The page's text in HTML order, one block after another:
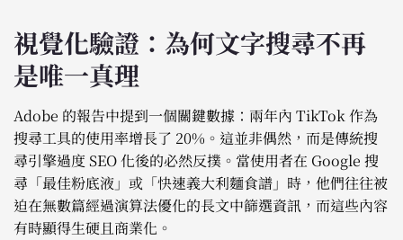
視覺化驗證：為何文字搜尋不再
是唯一真理
Adobe 的報告中提到一個關鍵數據：兩年內 TikTok 作為
搜尋工具的使用率增長了 20%。這並非偶然，而是傳統搜
尋引擎過度 SEO 化後的必然反撲。當使用者在 Google 搜
尋「最佳粉底液」或「快速義大利麵食譜」時，他們往往被
迫在無數篇經過演算法優化的長文中篩選資訊，而這些內容
有時顯得生硬且商業化。